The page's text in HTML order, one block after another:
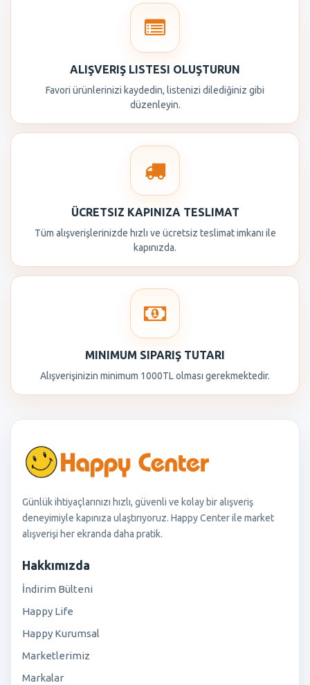
ALIŞVERIŞ LISTESI OLUŞTURUN
Favori ürünlerinizi kaydedin, listenizi dilediğiniz gibi
düzenleyin.
ÜCRETSIZ KAPINIZA TESLIMAT
Tüm alışverişlerinizde hızlı ve ücretsiz teslimat imkanı ile
kapınızda.
MINIMUM SIPARIŞ TUTARI
Alışverişinizin minimum 1000TL olması gerekmektedir.
Günlük ihtiyaçlarınızı hızlı, güvenli ve kolay bir alışveriş
deneyimiyle kapınıza ulaştırıyoruz. Happy Center ile market
alışverişi her ekranda daha pratik.
Hakkımızda
İndirim Bülteni
Happy Life
Happy Kurumsal
Marketlerimiz
Markalar